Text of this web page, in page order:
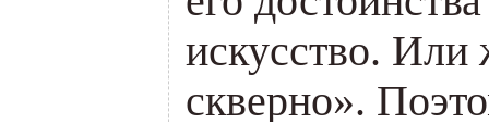
искусство. Или
скверно».